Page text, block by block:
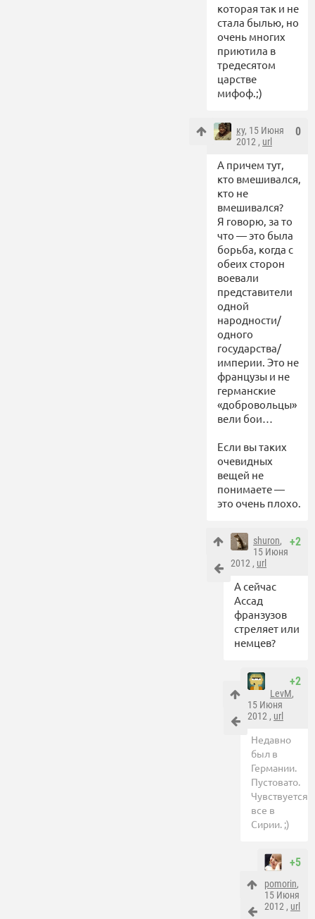
которая так и не
стала былью, но
очень многих
приютила в
тредесятом
царстве
мифоф.;)
0
ку, 15 Июня
2012 , url
А причем тут,
кто вмешивался,
кто не
вмешивался?
Я говорю, за то
что — это была
борьба, когда с
обеих сторон
воевали
представители
одной
народности/
одного
государства/
империи. Это не
французы и не
германские
«добровольцы»
вели бои…
Если вы таких
очевидных
вещей не
понимаете —
это очень плохо.
+2
shuron,
15 Июня
2012 , url
А сейчас
Ассад
франзузов
стреляет или
немцев?
+2
LevM,
15 Июня
2012 , url
Недавно
был в
Германии.
Пустовато.
Чувствуется,
все в
Сирии. ;)
+5
pomorin,
15 Июня
2012 , url